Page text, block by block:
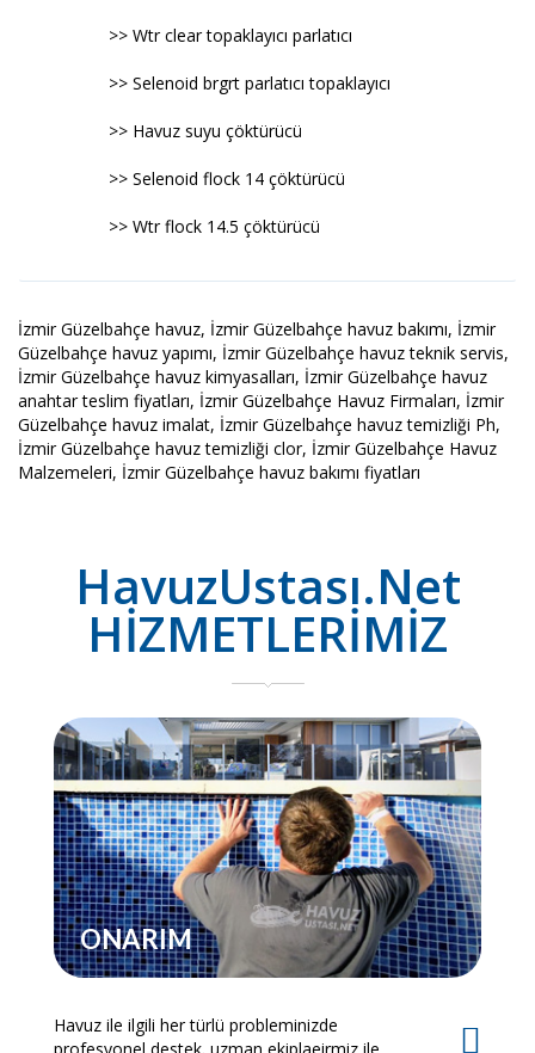
>> Wtr clear topaklayıcı parlatıcı
>> Selenoid brgrt parlatıcı topaklayıcı
>> Havuz suyu çöktürücü
>> Selenoid flock 14 çöktürücü
>> Wtr flock 14.5 çöktürücü
İzmir Güzelbahçe havuz, İzmir Güzelbahçe havuz bakımı, İzmir
Güzelbahçe havuz yapımı, İzmir Güzelbahçe havuz teknik servis,
İzmir Güzelbahçe havuz kimyasalları, İzmir Güzelbahçe havuz
anahtar teslim fiyatları, İzmir Güzelbahçe Havuz Firmaları, İzmir
Güzelbahçe havuz imalat, İzmir Güzelbahçe havuz temizliği Ph,
İzmir Güzelbahçe havuz temizliği clor, İzmir Güzelbahçe Havuz
Malzemeleri, İzmir Güzelbahçe havuz bakımı fiyatları
HavuzUstası.Net
HİZMETLERİMİZ
ONARIM
Havuz ile ilgili her türlü probleminizde
profesyonel destek. uzman ekiplaeirmiz ile